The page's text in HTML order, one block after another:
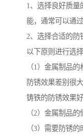
1、选择良好质
能，通常可以通
2、选择合适的
以下原则进行选择
（1）金属制品
防锈效果差别很
铸铁的防锈效果
（2）金属制品
（3）需要防锈